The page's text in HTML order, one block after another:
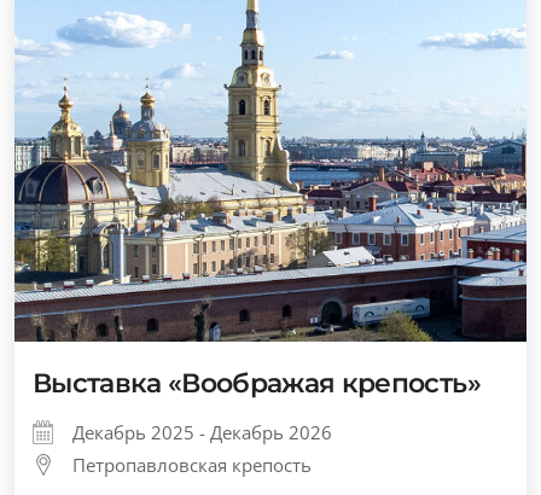
Выставка «Воображая крепость»
Декабрь 2025 - Декабрь 2026
Петропавловская крепость